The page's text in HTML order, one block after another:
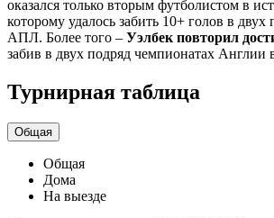
оказался только вторым футболистом в
которому удалось забить 10+ голов в двух
АПЛ. Более того – Уэлбек повторил
забив в двух подряд чемпионатах Англии
Турнирная таблица
Общая
Общая
Дома
На выезде